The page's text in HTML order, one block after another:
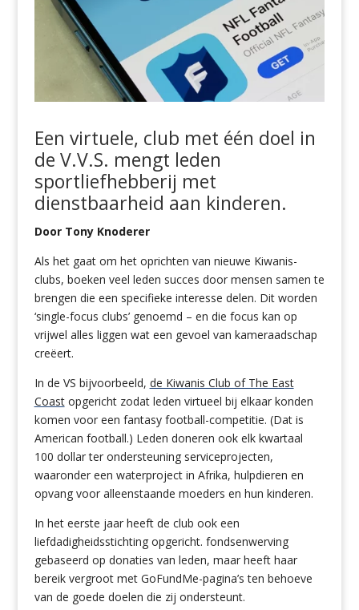
Een virtuele, club met één doel in
de V.V.S. mengt leden
sportliefhebberij met
dienstbaarheid aan kinderen.
Door Tony Knoderer
Als het gaat om het oprichten van nieuwe Kiwanis-
clubs, boeken veel leden succes door mensen samen te
brengen die een specifieke interesse delen. Dit worden
‘single-focus clubs’ genoemd – en die focus kan op
vrijwel alles liggen wat een gevoel van kameraadschap
creëert.
In de VS bijvoorbeeld, de Kiwanis Club of The East
Coastopgericht zodat leden virtueel bij elkaar konden
komen voor een fantasy football-competitie. (Dat is
American football.) Leden doneren ook elk kwartaal
100 dollar ter ondersteuning serviceprojecten,
waaronder een waterproject in Afrika, hulpdieren en
opvang voor alleenstaande moeders en hun kinderen.
In het eerste jaar heeft de club ook een
liefdadigheidsstichting opgericht. fondsenwerving
gebaseerd op donaties van leden, maar heeft haar
bereik vergroot met GoFundMe-pagina’s ten behoeve
van de goede doelen die zij ondersteunt.